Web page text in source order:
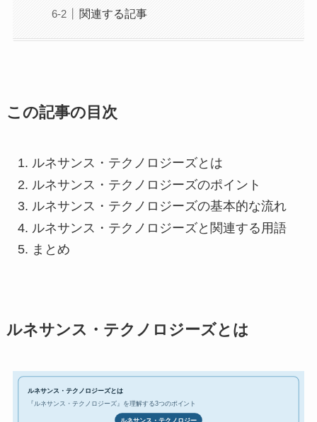
関連する記事
この記事の目次
ルネサンス・テクノロジーズとは
ルネサンス・テクノロジーズのポイント
ルネサンス・テクノロジーズの基本的な流れ
ルネサンス・テクノロジーズと関連する用語
まとめ
ルネサンス・テクノロジーズとは
ルネサンス・テクノロジーズとは
『ルネサンス・テクノロジーズ』を理解する3つのポイント